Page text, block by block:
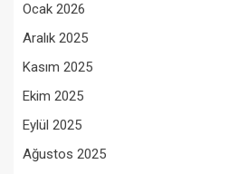
Ocak 2026
Aralık 2025
Kasım 2025
Ekim 2025
Eylül 2025
Ağustos 2025